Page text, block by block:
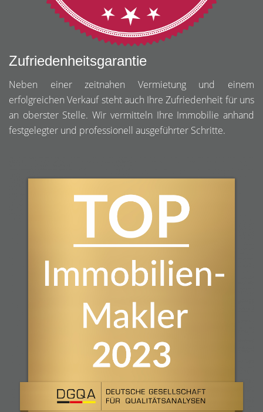
Zufriedenheitsgarantie
Neben einer zeitnahen Vermietung und einem
erfolgreichen Verkauf steht auch Ihre Zufriedenheit für uns
an oberster Stelle. Wir vermitteln Ihre Immobilie anhand
festgelegter und professionell ausgeführter Schritte.